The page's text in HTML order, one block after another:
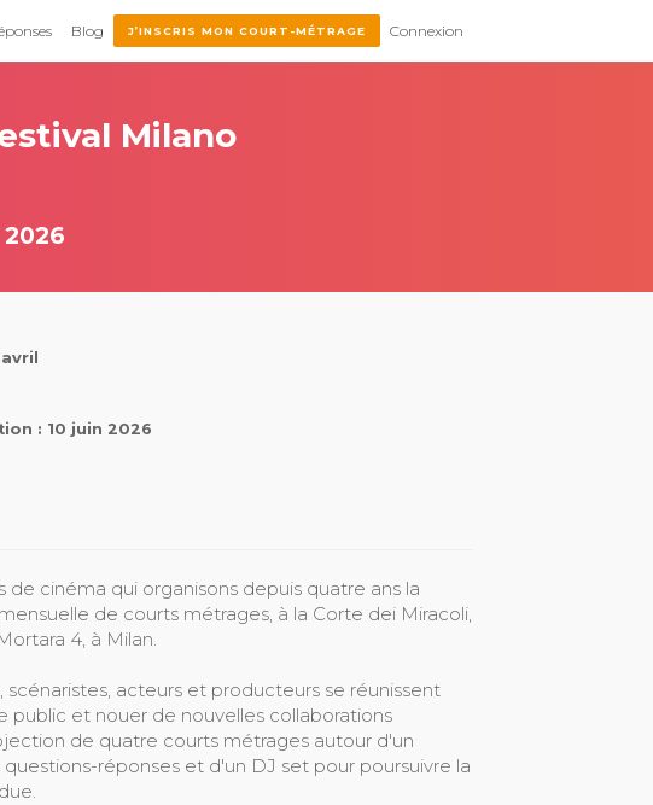
Blog J’INSCRIS MON COURT-MÉTRAGE Connexion
Milano
2026
: 10 juin 2026
cinéma qui organisons depuis quatre ans la
de courts métrages, à la Corte dei Miracoli,
4, à Milan.
scénaristes, acteurs et producteurs se réunissent
public et nouer de nouvelles collaborations
de quatre courts métrages autour d'un
réponses et d'un DJ set pour poursuivre la